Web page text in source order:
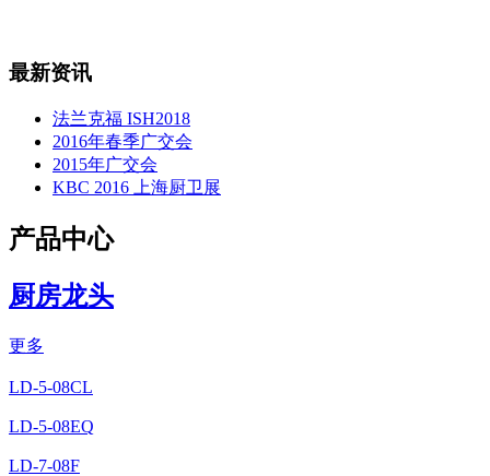
最新资讯
法兰克福 ISH2018
2016年春季广交会
2015年广交会
KBC 2016 上海厨卫展
产品中心
厨房龙头
更多
LD-5-08CL
LD-5-08EQ
LD-7-08F